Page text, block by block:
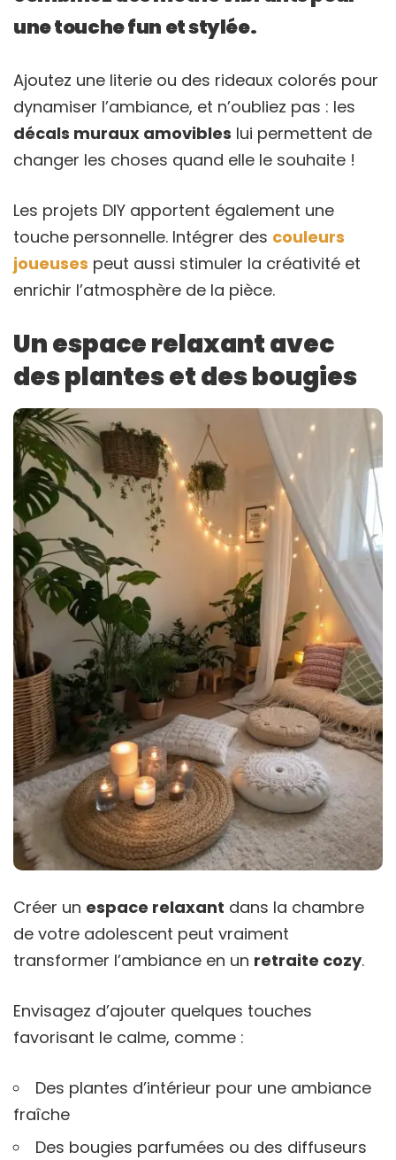
une touche fun et stylée.
Ajoutez une literie ou des rideaux colorés pour
dynamiser l’ambiance, et n’oubliez pas : les
décals muraux amovibles lui permettent de
changer les choses quand elle le souhaite !
Les projets DIY apportent également une
touche personnelle. Intégrer des couleurs
joueuses peut aussi stimuler la créativité et
enrichir l’atmosphère de la pièce.
Un espace relaxant avec
des plantes et des bougies
Créer un espace relaxant dans la chambre
de votre adolescent peut vraiment
transformer l’ambiance en un retraite cozy.
Envisagez d’ajouter quelques touches
favorisant le calme, comme :
Des plantes d’intérieur pour une ambiance
fraîche
Des bougies parfumées ou des diffuseurs